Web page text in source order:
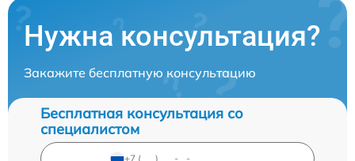
Нужна консультация?
Закажите бесплатную консультацию
Бесплатная консультация со
специалистом